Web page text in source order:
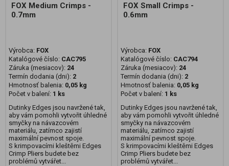
FOX Medium Crimps -
0.7mm
Výrobca: FOX
Katalógové číslo: CAC795
Záruka (mesiacov): 24
Termín dodania (dni): 2
Hmotnosť balenia: 0,05 kg
Počet v balení: 1 ks
Dutinky Edges jsou navržené tak,
aby vám pomohli vytvořit úhledné
smyčky na návazcovém
materiálu, zatímco zajistí
maximální pevnost spoje.
S krimpovacími kleštěmi Edges
Crimp Pliers budete bez
problémů vytvářet...
FOX Small Crimps -
0.6mm
Výrobca: FOX
Katalógové číslo: CAC794
Záruka (mesiacov): 24
Termín dodania (dni): 2
Hmotnosť balenia: 0,05 kg
Počet v balení: 1 ks
Dutinky Edges jsou navržené tak,
aby vám pomohli vytvořit úhledné
smyčky na návazcovém
materiálu, zatímco zajistí
maximální pevnost spoje.
S krimpovacími kleštěmi Edges
Crimp Pliers budete bez
problémů vytvářet...